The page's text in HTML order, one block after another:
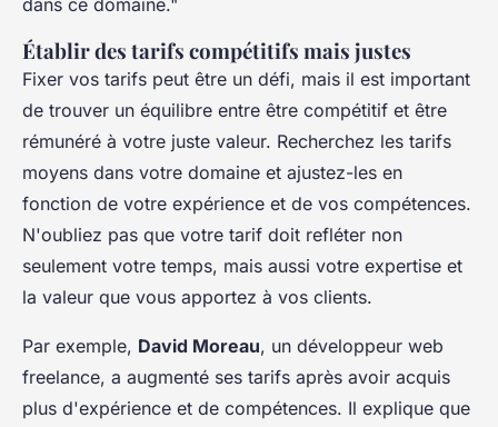
dans ce domaine."
Établir des tarifs compétitifs mais justes
Fixer vos tarifs peut être un défi, mais il est important
de trouver un équilibre entre être compétitif et être
rémunéré à votre juste valeur. Recherchez les tarifs
moyens dans votre domaine et ajustez-les en
fonction de votre expérience et de vos compétences.
N'oubliez pas que votre tarif doit refléter non
seulement votre temps, mais aussi votre expertise et
la valeur que vous apportez à vos clients.
Par exemple, David Moreau, un développeur web
freelance, a augmenté ses tarifs après avoir acquis
plus d'expérience et de compétences. Il explique que